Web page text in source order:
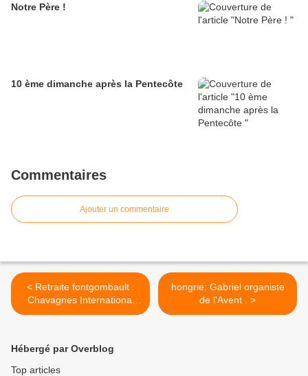
Notre Père !
10 ème dimanche après la Pentecôte
Commentaires
Ajouter un commentaire
< Retraite fontgombault :
Chavagnes International
College
hongrie: Gabriel organiste
de l'Avent . >
Hébergé par Overblog
Top articles